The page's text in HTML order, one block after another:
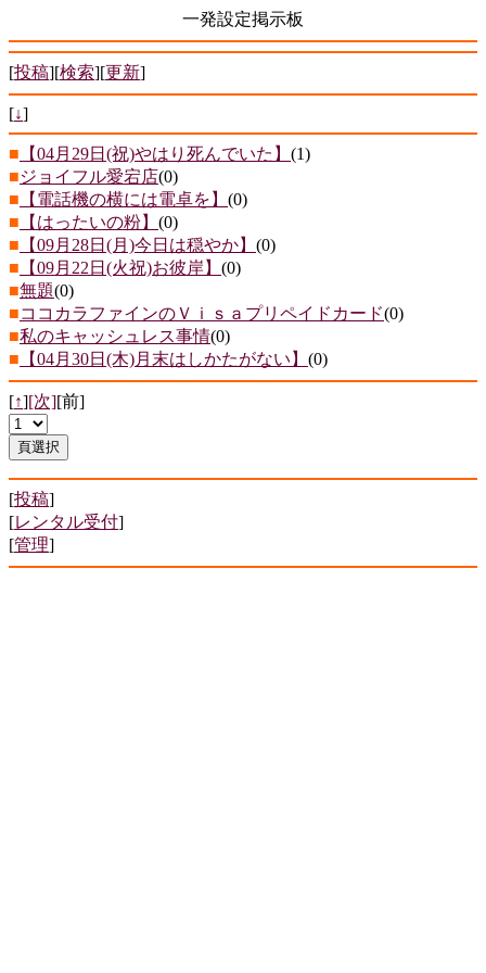
一発設定掲示板
[投稿][検索][更新]
[↓]
■ 【04月29日(祝)やはり死んでいた】 (1)
■ジョイフル愛宕店(0)
■ 【電話機の横には電卓を】 (0)
■ 【はったいの粉】 (0)
■ 【09月28日(月)今日は穏やか】 (0)
■ 【09月22日(火祝)お彼岸】 (0)
■無題(0)
■ココカラファインのＶｉｓａプリペイドカード(0)
■私のキャッシュレス事情(0)
■ 【04月30日(木)月末はしかたがない】 (0)
[↑][次][前]
[投稿]
[レンタル受付]
[管理]